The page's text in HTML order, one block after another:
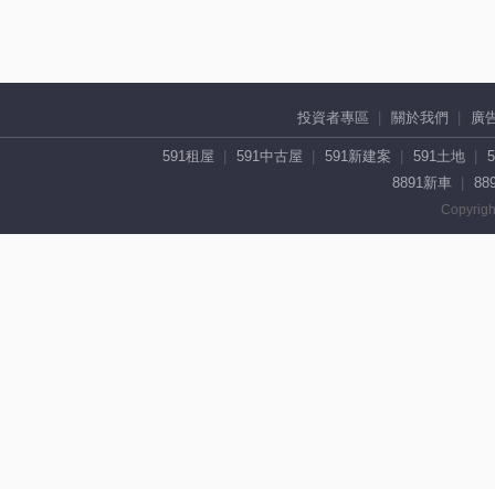
投資者專區 關於我們 廣
591租屋 591中古屋 591新建案 591土地
8891新車